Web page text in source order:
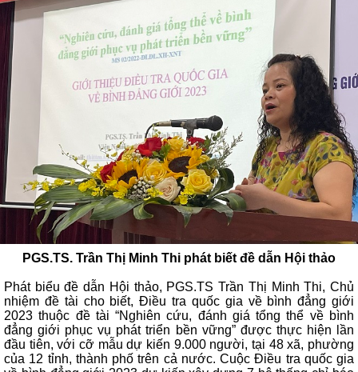
PGS.TS. Trần Thị Minh Thi phát biết đề dẫn Hội thảo
Phát biểu đề dẫn Hội thảo, PGS.TS Trần Thị Minh Thi, Chủ
nhiệm đề tài cho biết, Điều tra quốc gia về bình đẳng giới
2023 thuộc đề tài “Nghiên cứu, đánh giá tổng thể về bình
đẳng giới phục vụ phát triển bền vững” được thực hiện lần
đầu tiên, với cỡ mẫu dự kiến 9.000 người, tại 48 xã, phường
của 12 tỉnh, thành phố trên cả nước. Cuộc Điều tra quốc gia